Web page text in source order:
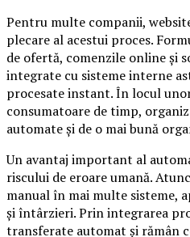
Pentru multe companii,
plecare al acestui proces.
de ofertă, comenzile online și
integrate cu sisteme interne
procesate instant. În locul
consumatoare de timp,
automate și de o mai bună
Un avantaj important al
riscului de eroare umană.
manual în mai multe sisteme,
și întârzieri. Prin integrarea
transferate automat și rămân